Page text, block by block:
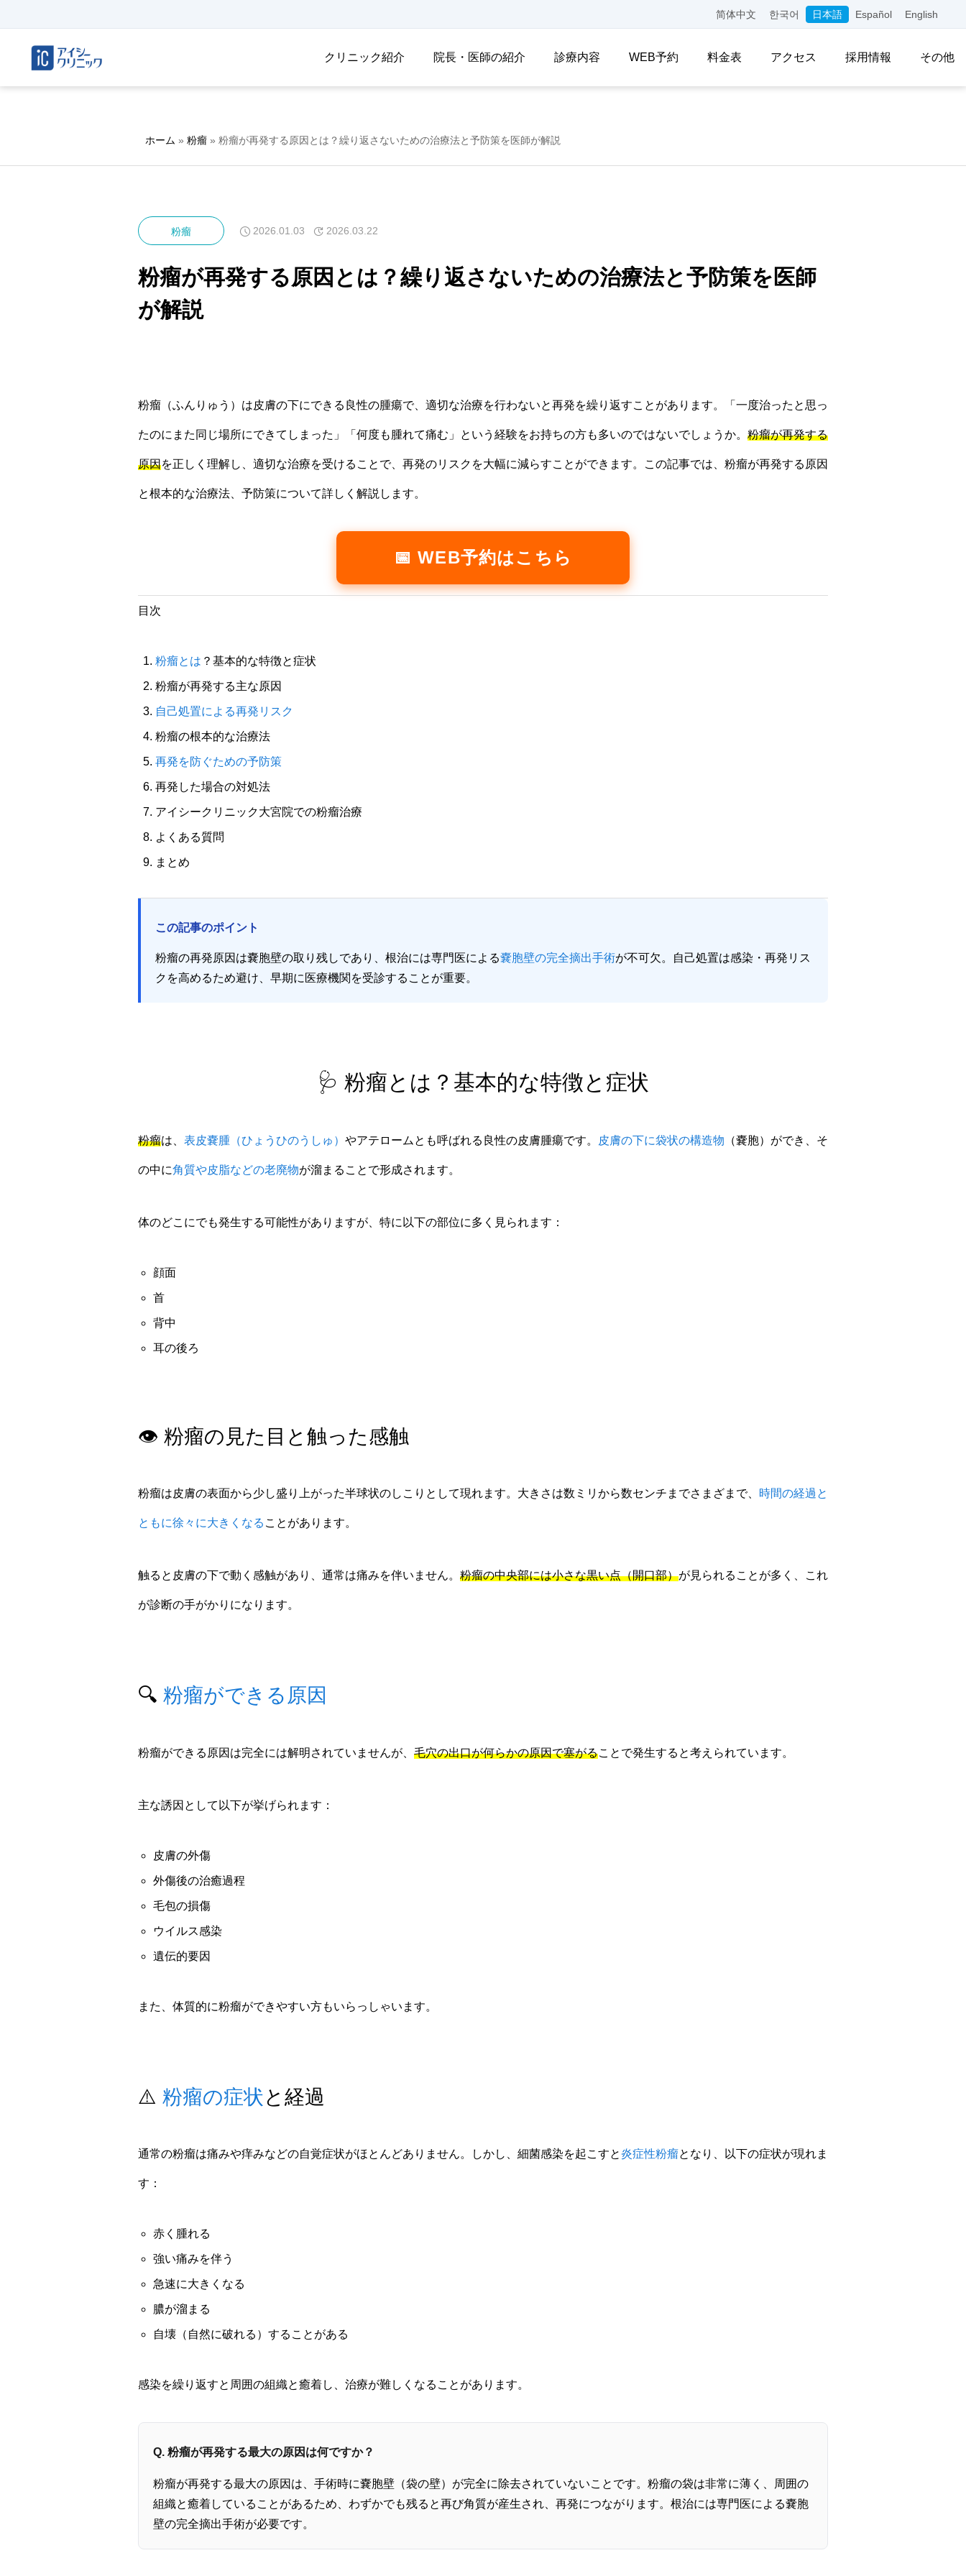
简体中文 한국어 日本語 Español English
クリニック紹介 院長・医師の紹介 診療内容 WEB予約 料金表 アクセス 採用情報 その他
ホーム » 粉瘤 » 粉瘤が再発する原因とは？繰り返さないための治療法と予防策を医師が解説
粉瘤 2026.01.03 2026.03.22
粉瘤が再発する原因とは？繰り返さないための治療法と予防策を医師
が解説
粉瘤（ふんりゅう）は皮膚の下にできる良性の腫瘍で、適切な治療を行わないと再発を繰り返すことがあります。「一度治ったと思っ
たのにまた同じ場所にできてしまった」「何度も腫れて痛む」という経験をお持ちの方も多いのではないでしょうか。 粉瘤が再発する
原因を正しく理解し、適切な治療を受けることで、再発のリスクを大幅に減らすことができます。この記事では、粉瘤が再発する原因
と根本的な治療法、予防策について詳しく解説します。
📅 WEB予約はこちら
目次
粉瘤とは ？基本的な特徴と症状
粉瘤が再発する主な原因
自己処置による再発リスク
粉瘤の根本的な治療法
再発を防ぐための予防策
再発した場合の対処法
アイシークリニック大宮院での粉瘤治療
よくある質問
まとめ
この記事のポイント
粉瘤の再発原因は嚢胞壁の取り残しであり、根治には専門医による嚢胞壁の完全摘出手術が不可欠。自己処置は感染・再発リス
クを高めるため避け、早期に医療機関を受診することが重要。
🩺 粉瘤とは？基本的な特徴と症状
粉瘤は、 表皮嚢腫（ひょうひのうしゅ） やアテロームとも呼ばれる良性の皮膚腫瘍です。 皮膚の下に袋状の構造物 （嚢胞）ができ、そ
の中に角質や皮脂などの老廃物が溜まることで形成されます。
体のどこにでも発生する可能性がありますが、特に以下の部位に多く見られます：
顔面
首
背中
耳の後ろ
👁️ 粉瘤の見た目と触った感触
粉瘤は皮膚の表面から少し盛り上がった半球状のしこりとして現れます。大きさは数ミリから数センチまでさまざまで、 時間の経過と
ともに徐々に大きくなる ことがあります。
触ると皮膚の下で動く感触があり、通常は痛みを伴いません。 粉瘤の中央部には小さな黒い点（開口部）が見られることが多く、これ
が診断の手がかりになります。
🔍 粉瘤ができる原因
粉瘤ができる原因は完全には解明されていませんが、 毛穴の出口が何らかの原因で塞がることで発生すると考えられています。
主な誘因として以下が挙げられます：
皮膚の外傷
外傷後の治癒過程
毛包の損傷
ウイルス感染
遺伝的要因
また、体質的に粉瘤ができやすい方もいらっしゃいます。
⚠️ 粉瘤の症状と経過
通常の粉瘤は痛みや痒みなどの自覚症状がほとんどありません。しかし、細菌感染を起こすと炎症性粉瘤となり、以下の症状が現れま
す：
赤く腫れる
強い痛みを伴う
急速に大きくなる
膿が溜まる
自壊（自然に破れる）することがある
感染を繰り返すと周囲の組織と癒着し、治療が難しくなることがあります。
Q. 粉瘤が再発する最大の原因は何ですか？
粉瘤が再発する最大の原因は、手術時に嚢胞壁（袋の壁）が完全に除去されていないことです。粉瘤の袋は非常に薄く、周囲の
組織と癒着していることがあるため、わずかでも残ると再び角質が産生され、再発につながります。根治には専門医による嚢胞
壁の完全摘出手術が必要です。